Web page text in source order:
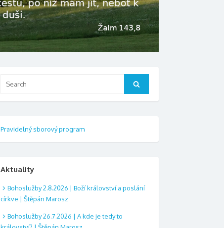
Search
Pravidelný sborový program
Aktuality
Bohoslužby 2.8.2026 | Boží království a poslání
církve | Štěpán Marosz
Bohoslužby 26.7.2026 | A kde je tedy to